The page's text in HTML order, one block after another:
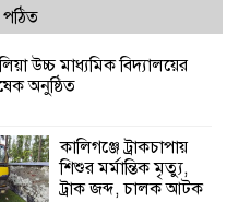
পঠিত
উচ্চ মাধ্যমিক বিদ্যালয়ের
অনুষ্ঠিত
কালিগঞ্জে ট্রাকচাপায়
শিশুর মর্মান্তিক মৃত্যু,
ট্রাক জব্দ, চালক আটক